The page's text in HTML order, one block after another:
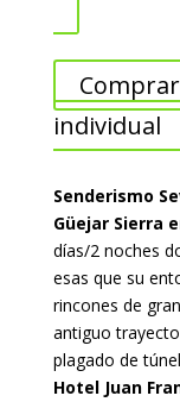
individual
Senderismo
Güejar Sierra
días/2 noches
esas que su
rincones de
antiguo
plagado de
Hotel Juan